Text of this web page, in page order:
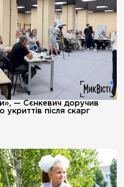
— Сєнкевич доручив
укриттів після скарг